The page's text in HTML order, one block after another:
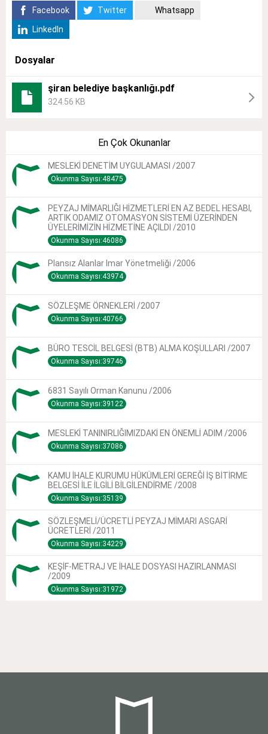
Facebook
Twitter
Whatsapp
LinkedIn
Dosyalar
şiran belediye başkanlığı.pdf
324.56 KB
En Çok Okunanlar
MESLEKİ DENETİM UYGULAMASI /2007
Okunma Sayısı:48475
PEYZAJ MİMARLIĞI HİZMETLERİ EN AZ BEDEL HESABI,
ARTIK ODAMIZ OTOMASYON SİSTEMİ ÜZERİNDEN
ÜYELERİMİZİN HİZMETİNE AÇILDI /2010
Okunma Sayısı:46086
Plansız Alanlar Imar Yönetmeliği /2006
Okunma Sayısı:43974
SÖZLEŞME ÖRNEKLERİ /2007
Okunma Sayısı:40766
BÜRO TESCİL BELGESİ (BTB) ALMA KOŞULLARI /2007
Okunma Sayısı:39746
6831 Sayılı Orman Kanunu /2006
Okunma Sayısı:39122
MESLEKİ TANINIRLIĞIMIZDAKİ EN ÖNEMLİ ADIM /2006
Okunma Sayısı:37086
KAMU İHALE KURUMU HÜKÜMLERİ GEREĞİ İŞ BİTİRME
BELGESİ İLE İLGİLİ BİLGİLENDİRME /2008
Okunma Sayısı:35139
SÖZLEŞMELİ/ÜCRETLİ PEYZAJ MİMARI ASGARİ
ÜCRETLERİ /2011
Okunma Sayısı:34229
KEŞİF-METRAJ VE İHALE DOSYASI HAZIRLANMASI
/2009
Okunma Sayısı:31972